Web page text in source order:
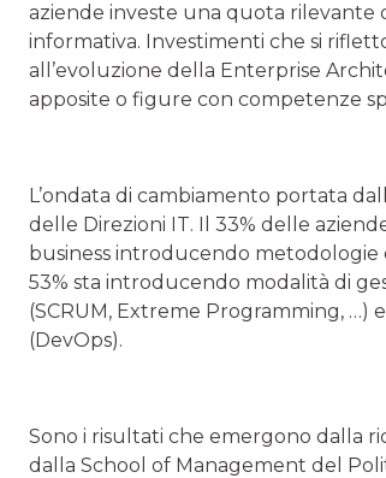
aziende investe una quota rilevante
informativa. Investimenti che si
all’evoluzione della Enterprise
apposite o figure con competenze
L’ondata di cambiamento portata
delle Direzioni IT. Il 33% delle
business introducendo metodologie
53% sta introducendo modalità di
(SCRUM, Extreme Programming, …)
(DevOps).
Sono i risultati che emergono dalla
dalla School of Management del